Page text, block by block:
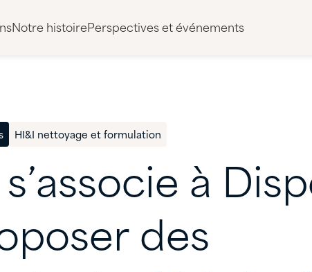
Notre histoirePerspectives et événements
HI&I nettoyage et formulation
s’associe à
des